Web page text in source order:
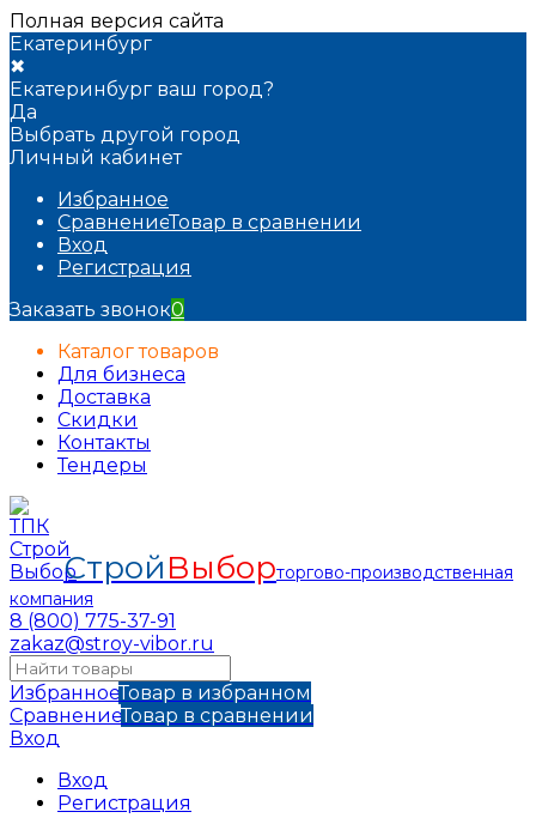
Полная версия сайта
Екатеринбург
✖
Екатеринбург ваш город?
Да
Выбрать другой город
Личный кабинет
Избранное
СравнениеТовар в сравнении
Вход
Регистрация
Заказать звонок0
Каталог товаров
Для бизнеса
Доставка
Скидки
Контакты
Тендеры
СтройВыборторгово-производственная
компания
8 (800) 775-37-91
zakaz@stroy-vibor.ru
ИзбранноеТовар в избранном
СравнениеТовар в сравнении
Вход
Вход
Регистрация